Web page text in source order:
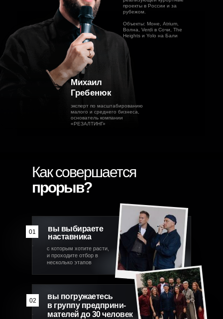
Михаил
Гребенюк
эксперт по масштабированию
малого и среднего бизнеса,
основатель компании
«РЕЗАЛТИНГ»
проекты в России и за
рубежом.
Объекты: Моне, Atrium,
Волна, Verdi в Сочи, The
Heights и Yolo на Бали
Как совершается
прорыв?
01
вы выбираете
наставника
с которым хотите расти,
и проходите отбор в
несколько этапов
02
вы погружаетесь
в группу предприни-
мателей до 30 человек